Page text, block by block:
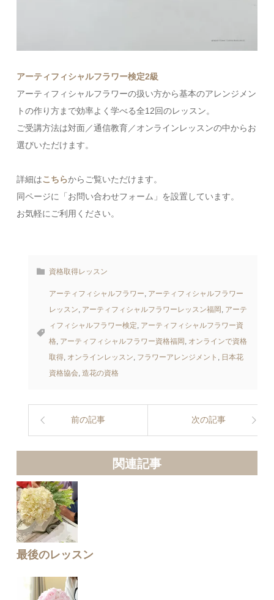
アーティフィシャルフラワー検定2級
⁡アーティフィシャルフラワーの扱い方から基本のアレンジメン
トの作り方まで効率よく学べる全12回のレッスン。
ご受講方法は対面／通信教育／オンラインレッスンの中からお
選びいただけます。
詳細はこちらからご覧いただけます。
同ページに「お問い合わせフォーム」を設置しています。
お気軽にご利用ください。
資格取得レッスン
アーティフィシャルフラワー, アーティフィシャルフラワー
レッスン, アーティフィシャルフラワーレッスン福岡 , アーテ
ィフィシャルフラワー検定, アーティフィシャルフラワー資
格, アーティフィシャルフラワー資格福岡 , オンラインで資格
取得, オンラインレッスン, フラワーアレンジメント , 日本花
資格協会, 造花の資格
前の記事 次の記事
関連記事
最後のレッスン